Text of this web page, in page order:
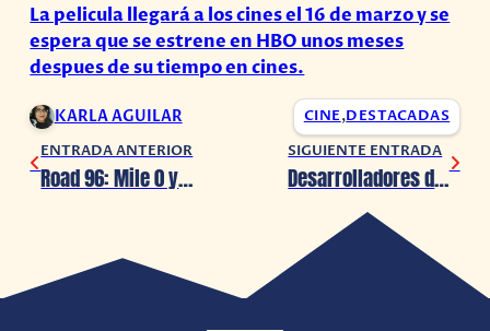
La pelicula llegará a los cines el 16 de marzo y se
espera que se estrene en HBO unos meses
despues de su tiempo en cines.
KARLA AGUILAR CINE,DESTACADAS
ENTRADA ANTERIOR
Road 96: Mile 0 ya tiene fecha de estreno
SIGUIENTE ENTRADA
Desarrolladores de ‘The Last of Us’ explican la creación de los Clickers